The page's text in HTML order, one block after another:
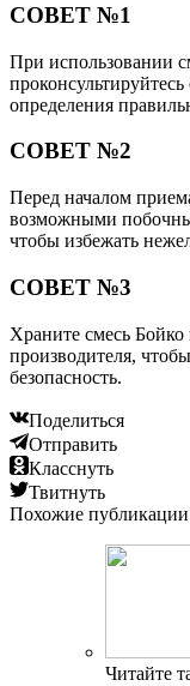
СОВЕТ №1
При использовании
определения
СОВЕТ №2
Перед началом
возможными
чтобы избежать
СОВЕТ №3
Храните смесь Бойко
производителя,
безопасность.
Поделиться
Отправить
Класснуть
Твитнуть
Похожие публикации
Читайте